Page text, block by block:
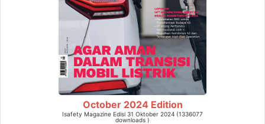
October 2024 Edition
Isafety Magazine Edisi 31 Oktober 2024 (1336077
downloads )